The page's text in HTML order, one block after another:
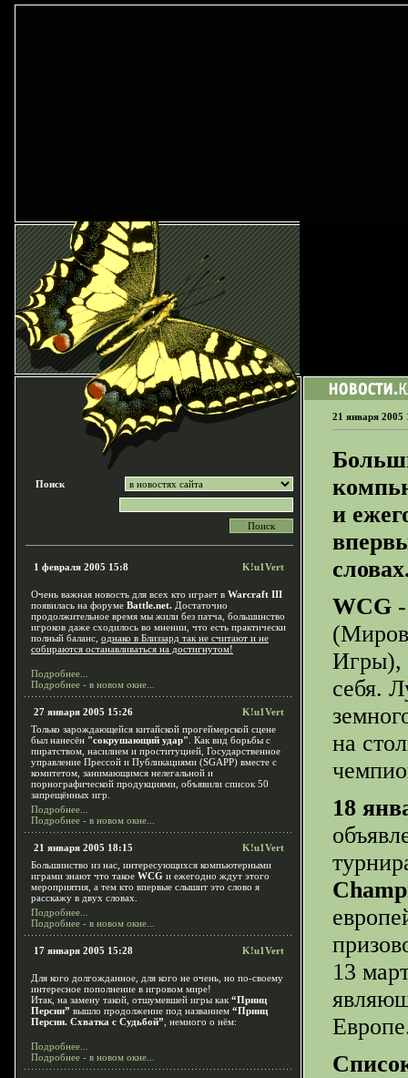
Поиск
1 февраля 2005 15:8 K!u1Vert
Очень важная новость для всех кто играет в Warcraft III
появилась на форуме Battle.net. Достаточно
продолжительное время мы жили без патча, большинство
игроков даже сходилось во мнении, что есть практически
полный баланс, однако в Близзард так не считают и не
собираются останавливаться на достигнутом!
Подробнее...
Подробнее - в новом окне...
27 января 2005 15:26
K!u1Vert
Только зарождающейся китайской прогеймерской сцене
был нанесён "сокрушающий удар" . Как вид борьбы с
пиратством, насилием и проституцией, Государственное
управление Прессой и Публикациями (SGAPP) вместе с
комитетом, занимающимся нелегальной и
порнографической продукциями, объявили список 50
запрещённых игр.
Подробнее...
Подробнее - в новом окне...
21 января 2005 18:15
K!u1Vert
Большинство из нас, интересующихся компьютерными
играми знают что такое WCG и ежегодно ждут этого
мероприятия, а тем кто впервые слышит это слово я
расскажу в двух словах.
Подробнее...
Подробнее - в новом окне...
17 января 2005 15:28 K!u1Vert
Для кого долгожданное, для кого не очень, но по-своему
интересное пополнение в игровом мире!
Итак, на замену такой, отшумевшей игры как “Принц
Персии” вышло продолжение под названием “Принц
Персии. Схватка с Судьбой” , немного о нём:
Подробнее...
Подробнее - в новом окне...
21 января 2005
и
WCG
Игры),
себя.
на
18
13